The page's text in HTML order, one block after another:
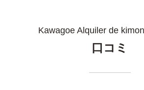
Kawagoe Alquiler de
口コミ